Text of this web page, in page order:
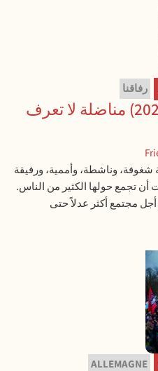
رفاقنا
ألفريدة مولر (1957–2026) مناضلة لا تعرف
وناشطة، وأممية، ورفيقة
تجمع حولها الكثير من الناس.
مجتمع أكثر عدلاً حتى
ALLEMAGNE